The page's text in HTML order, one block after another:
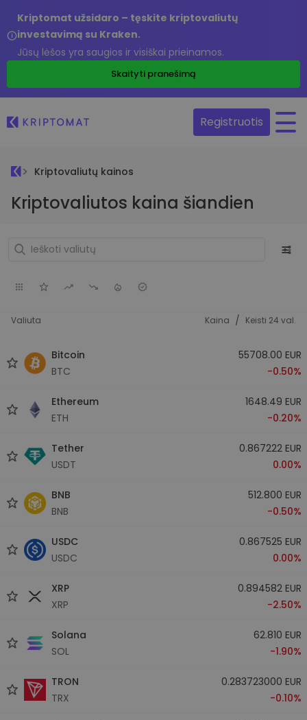
Kriptomat užsidaro – tęskite kriptovaliutų
investavimą su Kraken.
Jūsų lėšos yra saugios ir visiškai prieinamos.
Skaityti pranešimą
Registruotis
Kriptovaliutų kainos
Kriptovaliutos kaina šiandien
Valiuta Kaina / Keisti 24 val.
Bitcoin
BTC
55708.00 EUR
-0.50%
Ethereum
ETH
1648.49 EUR
-0.20%
Tether
USDT
0.867222 EUR
0.00%
BNB
BNB
512.800 EUR
-0.50%
USDC
USDC
0.867525 EUR
0.00%
XRP
XRP
0.894582 EUR
-2.50%
Solana
SOL
62.810 EUR
-1.90%
TRON
TRX
0.283723000 EUR
-0.10%